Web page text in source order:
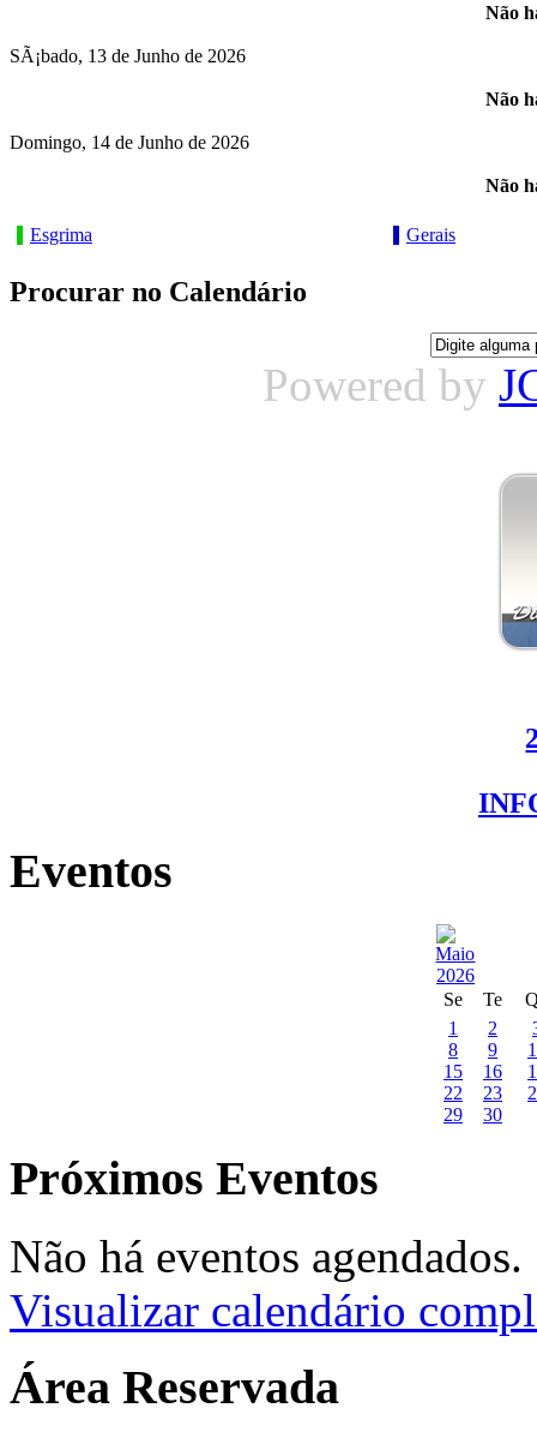
Não
SÃ¡bado, 13 de Junho de 2026
Não
Domingo, 14 de Junho de 2026
Não
Esgrima Gerais
Procurar no Calendário
Powered by
Eventos
Se Te
1
2
8
9
15
16
22
23
29
30
Próximos Eventos
Não há eventos agendados.
Visualizar calendário
Área Reservada